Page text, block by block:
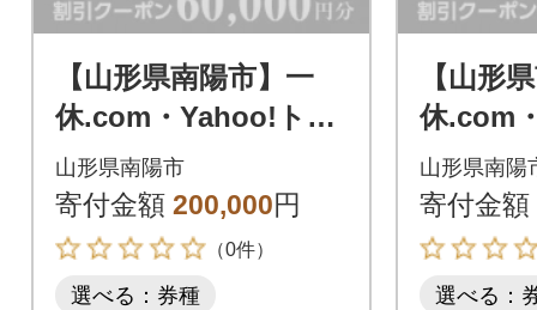
【山形県南陽市】一
休.com・Yahoo!トラ
ベル割引クーポン(60,
000円分)【S1446】
山形県南陽市
寄付金額 200,000円
（0件）
選べる：券種
【山形
休.com
ベル割
000円分
山形県南陽
寄付金額
選べる：